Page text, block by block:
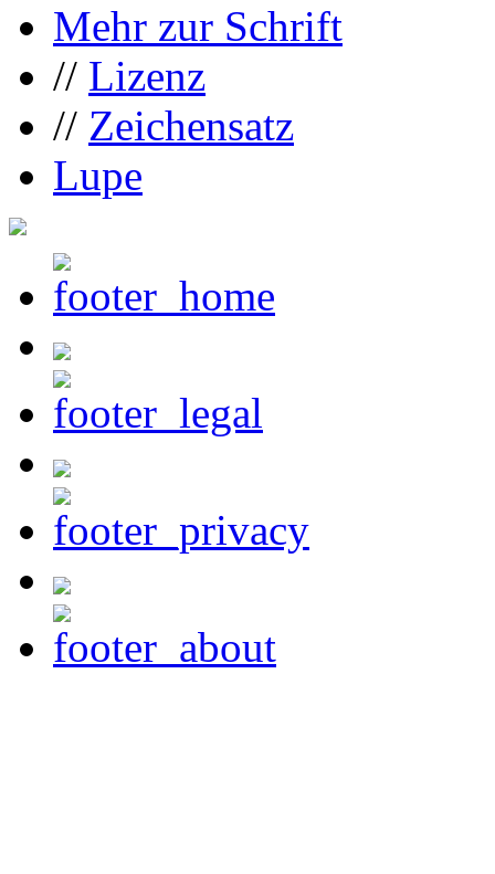
Mehr zur Schrift
// Lizenz
// Zeichensatz
Lupe